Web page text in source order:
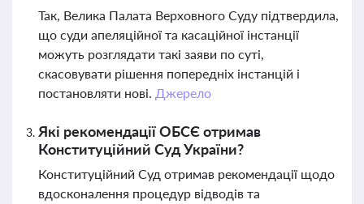
Так, Велика Палата Верховного Суду підтвердила,
що суди апеляційної та касаційної інстанції
можуть розглядати такі заяви по суті,
скасовувати рішення попередніх інстанцій і
постановляти нові. Джерело
Які рекомендації ОБСЄ отримав
Конституційний Суд України?
Конституційний Суд отримав рекомендації щодо
вдосконалення процедур відводів та